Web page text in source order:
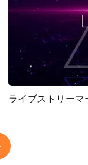
プ
ライブストリーマ